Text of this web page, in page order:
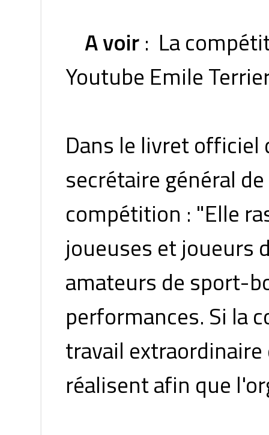
A voir: La
Youtube Emile
Dans le livret
secrétaire général
compétition : "Elle
joueuses et joueurs
amateurs de sport-
performances. Si la
travail
réalisent afin que